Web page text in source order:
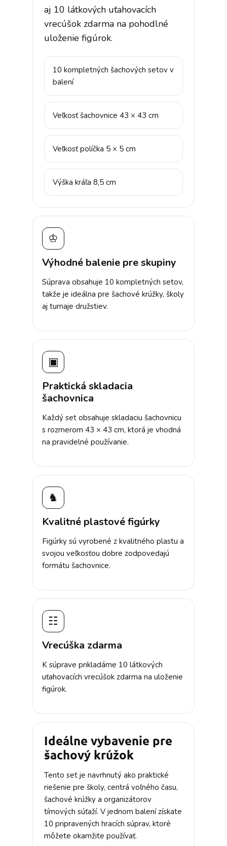
aj 10 látkových uťahovacích
vrecúšok zdarma na pohodlné
uloženie figúrok.
10 kompletných šachových setov v
balení
Veľkosť šachovnice 43 × 43 cm
Veľkosť políčka 5 × 5 cm
Výška kráľa 8,5 cm
♔
Výhodné balenie pre skupiny
Súprava obsahuje 10 kompletných setov,
takže je ideálna pre šachové krúžky, školy
aj turnaje družstiev.
▣
Praktická skladacia
šachovnica
Každý set obsahuje skladaciu šachovnicu
s rozmerom 43 × 43 cm, ktorá je vhodná
na pravidelné používanie.
♞
Kvalitné plastové figúrky
Figúrky sú vyrobené z kvalitného plastu a
svojou veľkosťou dobre zodpovedajú
formátu šachovnice.
☷
Vrecúška zdarma
K súprave prikladáme 10 látkových
uťahovacích vrecúšok zdarma na uloženie
figúrok.
Ideálne vybavenie pre
šachový krúžok
Tento set je navrhnutý ako praktické
riešenie pre školy, centrá voľného času,
šachové krúžky a organizátorov
tímových súťaží. V jednom balení získate
10 pripravených hracích súprav, ktoré
môžete okamžite používať.